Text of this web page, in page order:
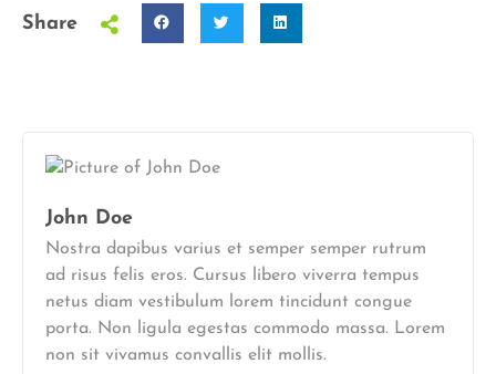
Share
John Doe
Nostra dapibus varius et semper semper rutrum
ad risus felis eros. Cursus libero viverra tempus
netus diam vestibulum lorem tincidunt congue
porta. Non ligula egestas commodo massa. Lorem
non sit vivamus convallis elit mollis.